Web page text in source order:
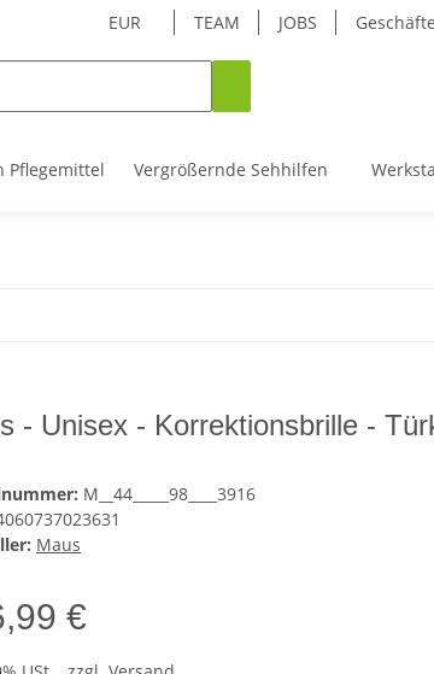
EUR TEAM JOBS Geschäfte
Pflegemittel Vergrößernde Sehhilfen
- Unisex - Korrektionsbrille -
M__44_____98____3916
Maus
€